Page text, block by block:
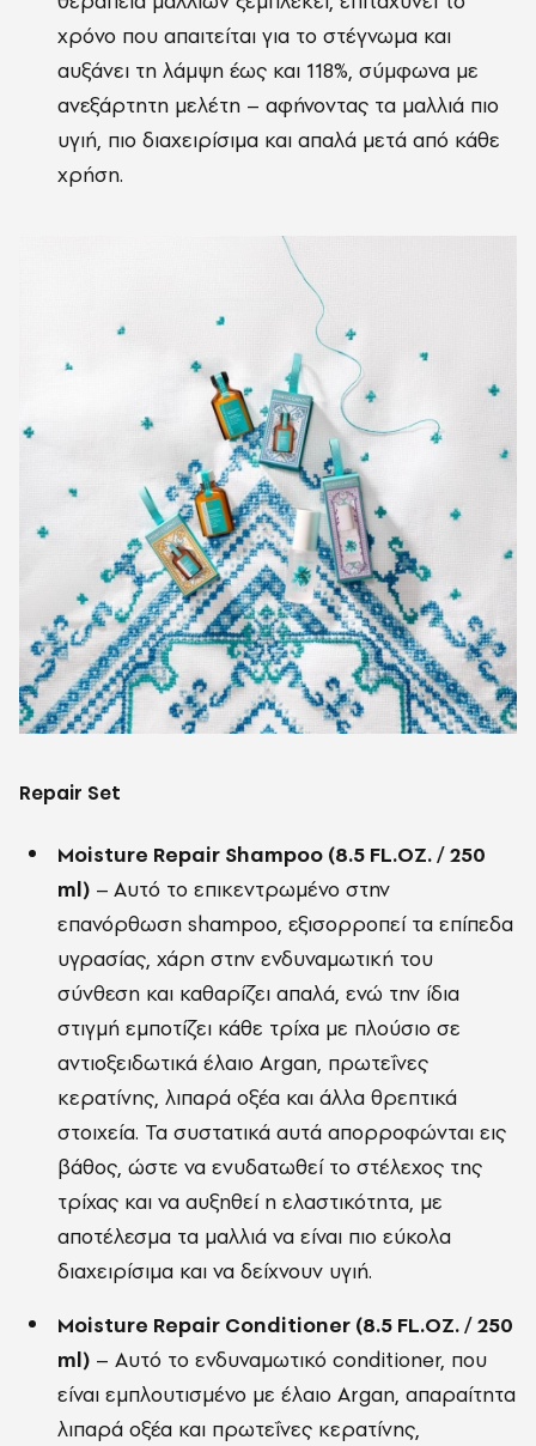
χρόνο που απαιτείται για το στέγνωμα και
αυξάνει τη λάμψη έως και 118%, σύμφωνα με
ανεξάρτητη μελέτη – αφήνοντας τα μαλλιά πιο
υγιή, πιο διαχειρίσιμα και απαλά μετά από κάθε
χρήση.
Repair Set
Moisture Repair Shampoo (8.5 FL.OZ. / 250
ml) – Αυτό το επικεντρωμένο στην
επανόρθωση shampoo, εξισορροπεί τα επίπεδα
υγρασίας, χάρη στην ενδυναμωτική του
σύνθεση και καθαρίζει απαλά, ενώ την ίδια
στιγμή εμποτίζει κάθε τρίχα με πλούσιο σε
αντιοξειδωτικά έλαιο Argan, πρωτεΐνες
κερατίνης, λιπαρά οξέα και άλλα θρεπτικά
στοιχεία. Τα συστατικά αυτά απορροφώνται εις
βάθος, ώστε να ενυδατωθεί το στέλεχος της
τρίχας και να αυξηθεί η ελαστικότητα, με
αποτέλεσμα τα μαλλιά να είναι πιο εύκολα
διαχειρίσιμα και να δείχνουν υγιή.
Moisture Repair Conditioner (8.5 FL.OZ. / 250
ml) – Αυτό το ενδυναμωτικό conditioner, που
είναι εμπλουτισμένο με έλαιο Argan, απαραίτητα
λιπαρά οξέα και πρωτεΐνες κερατίνης,